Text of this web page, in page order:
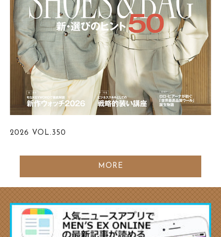
2026 VOL.350
MORE